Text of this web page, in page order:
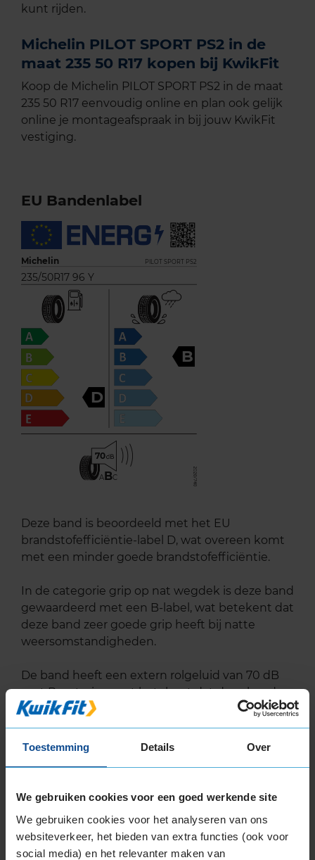
Toestemming Details Over
We gebruiken cookies voor een goed werkende site
We gebruiken cookies voor het analyseren van ons
websiteverkeer, het bieden van extra functies (ook voor
social media) en het relevanter maken van
kunt rijden.
Michelin PILOT SPORT PS2 in de
maat 235 50 R17 kopen bij KwikFit
Koop de Michelin PILOT SPORT PS2 in de maat
235 50 R17 eenvoudig online en plan ook gelijk
online je montageafspraak in bij jouw KwikFit
vestiging.
EU Bandenlabel
Michelin PILOT SPORT PS2
235/50R17 96 Y
D
B
70
ABC
Deze band is beoordeeld met het EU
brandstofefficiëntie-label D, wat overeen komt
met een minder goede brandstofefficiëntie.
In de categorie grip op nat wegdek is deze band
gewaardeerd met een B-label, wat betekent dat
deze band zeer goede grip heeft bij natte
weersomstandigheden.
De band heeft een extern rolgeluid van 70 dB
met B-notering, wat betekent dat deze band
een normale geluidsproductie heeft.
Wil je nog meer informatie over het
Bandenmontagepakketten